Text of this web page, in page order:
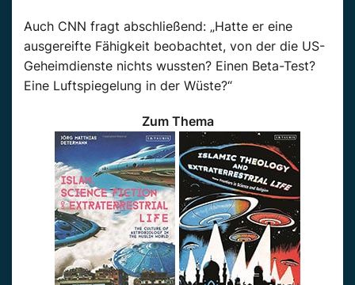
Auch CNN fragt abschließend: „Hatte er eine
ausgereifte Fähigkeit beobachtet, von der die US-
Geheimdienste nichts wussten? Einen Beta-Test?
Eine Luftspiegelung in der Wüste?“
Zum Thema